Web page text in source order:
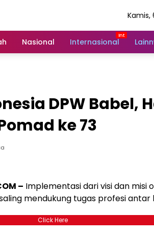
Kamis,
Nasional Internasional
DPW Babel,
ke 73
– Implementasi dari visi dan misi
mendukung tugas profesi antar
Click Here